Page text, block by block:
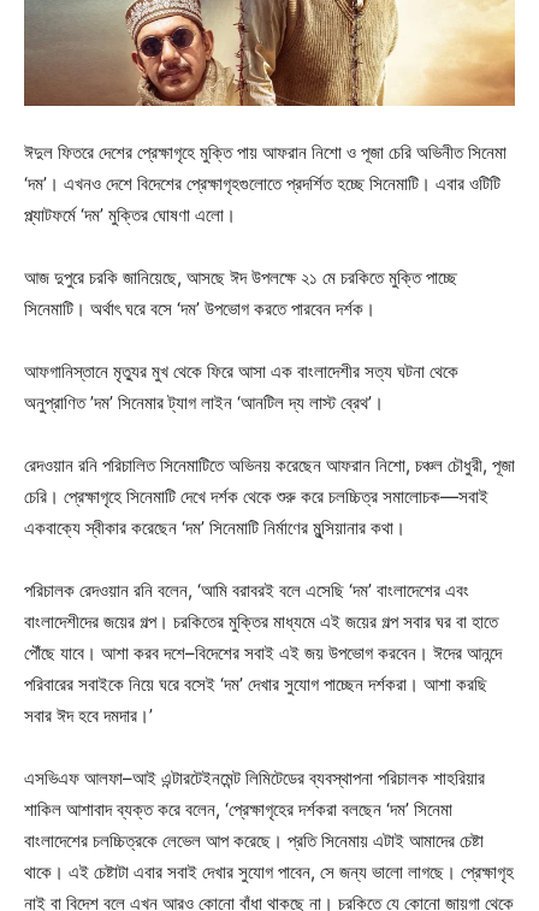
ঈদুল ফিতরে দেশের প্রেক্ষাগৃহে মুক্তি পায় আফরান নিশো ও পূজা চেরি অভিনীত সিনেমা
‘দম’। এখনও দেশে বিদেশের প্রেক্ষাগৃহগুলোতে প্রদর্শিত হচ্ছে সিনেমাটি। এবার ওটিটি
প্ল্যাটফর্মে ‘দম’ মুক্তির ঘোষণা এলো।
আজ দুপুরে চরকি জানিয়েছে, আসছে ঈদ উপলক্ষে ২১ মে চরকিতে মুক্তি পাচ্ছে
সিনেমাটি। অর্থাৎ ঘরে বসে ‘দম’ উপভোগ করতে পারবেন দর্শক।
আফগানিস্তানে মৃত্যুর মুখ থেকে ফিরে আসা এক বাংলাদেশীর সত্য ঘটনা থেকে
অনুপ্রাণিত ’দম’ সিনেমার ট্যাগ লাইন ‘আনটিল দ্য লাস্ট ব্রেথ’।
রেদওয়ান রনি পরিচালিত সিনেমাটিতে অভিনয় করেছেন আফরান নিশো, চঞ্চল চৌধুরী, পূজা
চেরি। প্রেক্ষাগৃহে সিনেমাটি দেখে দর্শক থেকে শুরু করে চলচ্চিত্র সমালোচক—সবাই
একবাক্যে স্বীকার করেছেন ‘দম’ সিনেমাটি নির্মাণের মুন্সিয়ানার কথা।
পরিচালক রেদওয়ান রনি বলেন, ‘আমি বরাবরই বলে এসেছি ‘দম’ বাংলাদেশের এবং
বাংলাদেশীদের জয়ের গল্প। চরকিতের মুক্তির মাধ্যমে এই জয়ের গল্প সবার ঘর বা হাতে
পৌঁছে যাবে। আশা করব দশে–বিদেশের সবাই এই জয় উপভোগ করবেন। ঈদের আনন্দে
পরিবারের সবাইকে নিয়ে ঘরে বসেই ‘দম’ দেখার সুযোগ পাচ্ছেন দর্শকরা। আশা করছি
সবার ঈদ হবে দমদার।’
এসভিএফ আলফা–আই এন্টারটেইনমেন্ট লিমিটেডের ব্যবস্থাপনা পরিচালক শাহরিয়ার
শাকিল আশাবাদ ব্যক্ত করে বলেন, ‘প্রেক্ষাগৃহের দর্শকরা বলছেন ‘দম’ সিনেমা
বাংলাদেশের চলচ্চিত্রকে লেভেল আপ করেছে। প্রতি সিনেমায় এটাই আমাদের চেষ্টা
থাকে। এই চেষ্টাটা এবার সবাই দেখার সুযোগ পাবেন, সে জন্য ভালো লাগছে। প্রেক্ষাগৃহ
নাই বা বিদেশ বলে এখন আরও কোনো বাঁধা থাকছে না। চরকিতে যে কোনো জায়গা থেকে